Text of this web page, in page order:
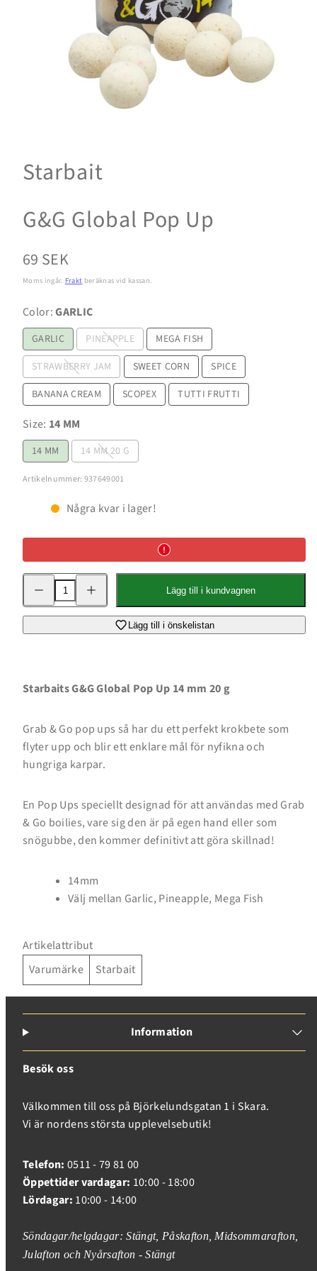
Starbait
G&G Global Pop Up
Normalpris
69 SEK
Moms ingår. Frakt beräknas vid kassan.
Color:GARLIC
GARLIC PINEAPPLE
MEGA FISH
STRAWBERRY JAM
SWEET CORN
SPICE
BANANA CREAM
SCOPEX TUTTI FRUTTI
Size: 14 MM
14 MM 14 MM 20 G
Artikelnummer: 937649001
Några kvar i lager!
Minska
kvantitet
för
G&amp;G
Pop
kvantitet
för
G&amp;G
Pop
Lägg till i kundvagnen
Lägg till i önskelistan
Starbaits G&G Global Pop Up 14 mm 20 g
Grab & Go pop ups så har du ett perfekt krokbete som
flyter upp och blir ett enklare mål för nyfikna och
hungriga karpar.
En Pop Ups speciellt designad för att användas med Grab
& Go boilies, vare sig den är på egen hand eller som
snögubbe, den kommer definitivt att göra skillnad!
14mm
Välj mellan Garlic, Pineapple, Mega Fish
Artikelattribut
Varumärke
Starbait
Information
Besök oss
Välkommen till oss på Björkelundsgatan 1 i Skara.
Vi är nordens största upplevelsebutik!
Telefon: 0511 - 79 81 00
Öppettider vardagar: 10:00 - 18:00
Lördagar: 10:00 - 14:00
Söndagar/helgdagar: Stängt, Påskafton, Midsommarafton,
Julafton och Nyårsafton - Stängt
Inloggning krävs
Logga in på ditt konto för att lägga till produkter i
din önskelista och se dina tidigare sparade artiklar.
Inloggning